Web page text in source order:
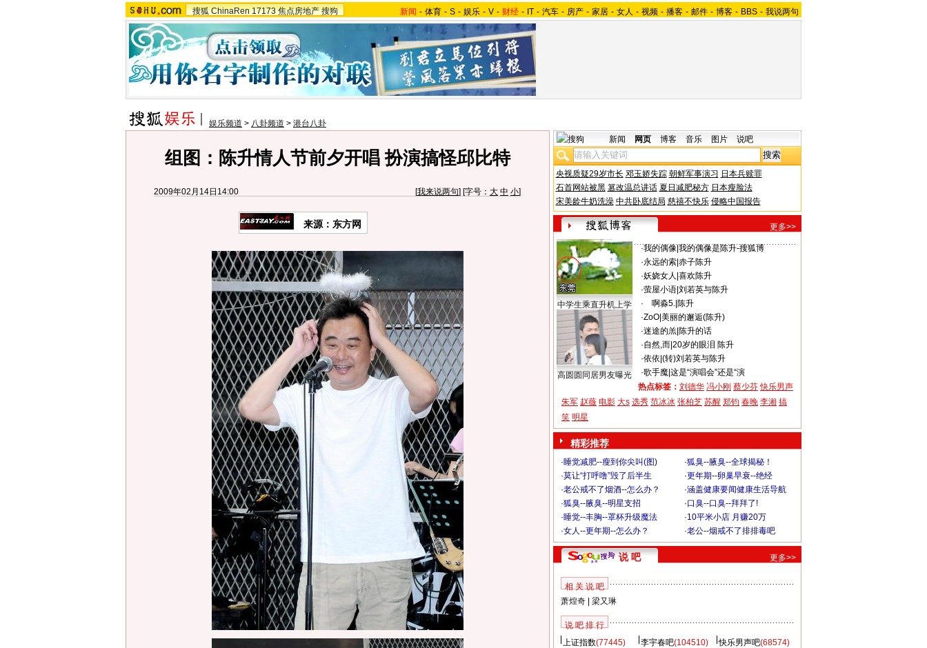
搜狐 ChinaRen 17173 焦点房地产 搜狗 新闻 - 体育 - S - 娱乐 - V - 财经 - IT - 汽车 - 房产 - 家居 - 女人 - 视频 - 播客 - 邮件 - 博客 - BBS - 我说两句
娱乐频道 > 八卦频道 > 港台八卦
组图：陈升情人节前夕开唱 扮演搞怪邱比特
2009年02月14日14:00 [我来说两句] [字号： 大 中 小]
来源：东方网
新闻 网页 博客 音乐 图片 说吧
央视质疑29岁市长 邓玉娇失踪 朝鲜军事演习 日本兵赎罪
石首网站被黑 篡改温总讲话 夏日减肥秘方 日本瘦脸法
宋美龄牛奶洗澡 中共卧底结局 慈禧不快乐 侵略中国报告
更多>>
中学生乘直升机上学
高圆圆同居男友曝光
·我的偶像| 我的偶像是陈升-搜狐博
·永远的索| 赤子陈升
·妖娆女人 喜欢陈升
·萤屋小语| 刘若英与陈升
· ゞ啊淼5.| 陈升
·ZoO| 美丽的邂逅(陈升)
·迷途的羔| 陈升的话
·自然,而| 20岁的眼泪 陈升
·依依| (转)刘若英与陈升
·歌手魔| 这是“演唱会”还是“演
热点标签： 刘德华 冯小刚 蔡少芬 快乐男声
朱军 赵薇 电影 大s 选秀 范冰冰 张柏芝 苏醒 郑钧 春晚 李湘 搞
笑 明星
精彩推荐
·睡觉减肥--瘦到你尖叫(图) ·狐臭--腋臭--全球揭秘！
·莫让“打呼噜”毁了后半生 ·更年期--卵巢早衰--绝经
·老公戒不了烟酒--怎么办？ ·涵盖健康要闻健康生活导航
·狐臭--腋臭--明星支招 ·口臭--口臭--拜拜了!
·睡觉--丰胸--罩杯升级魔法 ·10平米小店 月赚20万
·女人--更年期--怎么办？ ·老公--烟戒不了排排毒吧
说 吧 更多>>
相 关 说 吧
萧煌奇| 梁又琳
说 吧 排 行
上证指数(77445) 李宇春吧(104510) 快乐男声吧(68574)